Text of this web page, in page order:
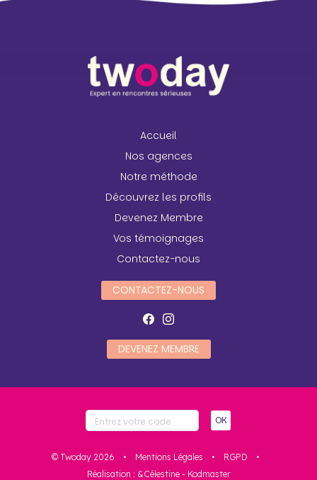
Accueil
Nos agences
Notre méthode
Découvrez les profils
Devenez Membre
Vos témoignages
Contactez-nous
CONTACTEZ-NOUS
DEVENEZ MEMBRE
OK
© Twoday 2026 • Mentions Légales • RGPD
•
Réalisation : &Célestine- Kodmaster